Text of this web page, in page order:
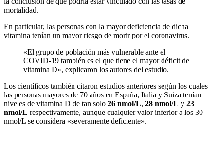
mortalidad.
En particular, las personas con la mayor deficiencia de dicha
vitamina tenían un mayor riesgo de morir por el coronavirus.
«El grupo de población más vulnerable ante el
COVID-19 también es el que tiene el mayor déficit de
vitamina D», explicaron los autores del estudio.
Los científicos también citaron estudios anteriores según los cuales
las personas mayores de 70 años en España, Italia y Suiza tenían
niveles de vitamina D de tan solo 26 nmol/L, 28 nmol/L y 23
nmol/L respectivamente, aunque cualquier valor inferior a los 30
nmol/L se considera «severamente deficiente».